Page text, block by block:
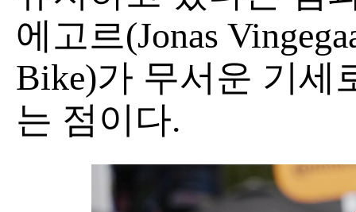
에고르(Jonas
Bike)가 무서운 기세
는 점이다.